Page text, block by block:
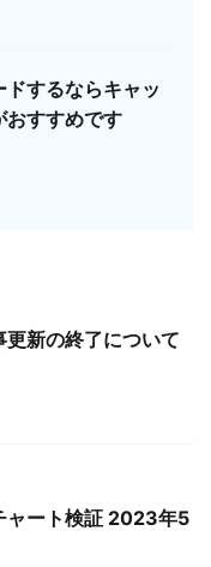
するならキャッ
おすすめです
新の終了について
ャート検証 2023年5